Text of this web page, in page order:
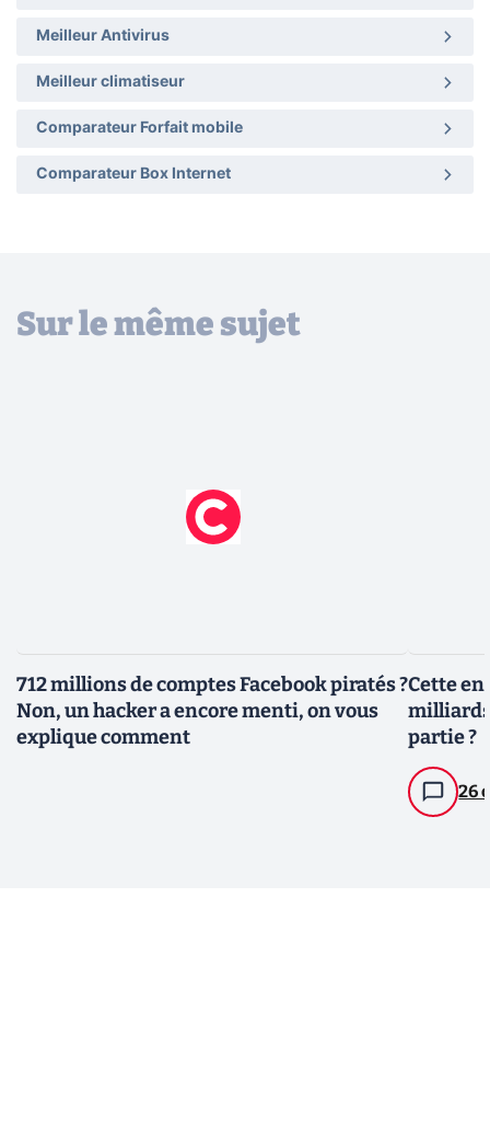
Meilleur Antivirus
Meilleur climatiseur
Comparateur Forfait mobile
Comparateur Box Internet
Sur le même sujet
712 millions de comptes Facebook piratés ?
Non, un hacker a encore menti, on vous
explique comment
Cette
partie ?
26